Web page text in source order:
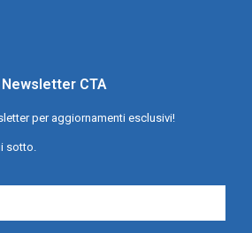
Newsletter CTA
per aggiornamenti esclusivi!
sotto.